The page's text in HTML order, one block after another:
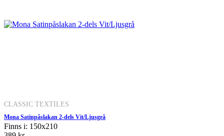
CLASSIC TEXTILES
Mona Satinpåslakan 2-dels Vit/Ljusgrå
Finns i: 150x210